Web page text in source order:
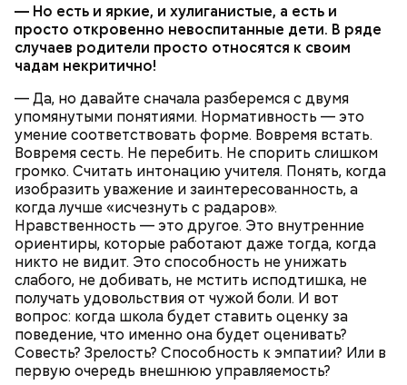
— Но есть и яркие, и хулиганистые, а есть и
просто откровенно невоспитанные дети. В ряде
случаев родители просто относятся к своим
чадам некритично!
— Да, но давайте сначала разберемся с двумя
упомянутыми понятиями. Нормативность — это
умение соответствовать форме. Вовремя встать.
Вовремя сесть. Не перебить. Не спорить слишком
громко. Считать интонацию учителя. Понять, когда
изобразить уважение и заинтересованность, а
когда лучше «исчезнуть с радаров».
Нравственность — это другое. Это внутренние
ориентиры, которые работают даже тогда, когда
никто не видит. Это способность не унижать
слабого, не добивать, не мстить исподтишка, не
получать удовольствия от чужой боли. И вот
вопрос: когда школа будет ставить оценку за
поведение, что именно она будет оценивать?
Совесть? Зрелость? Способность к эмпатии? Или в
первую очередь внешнюю управляемость?
— Кабачки и баклажаны нарезаем кружками,
обваливаем в муке и обжариваем в масле. Затем их
нужно выложить друг на друга слоями: слой
кабачков, слой баклажанов, слой кабачков, слой
баклажанов и так далее, — объяснил Копылов.